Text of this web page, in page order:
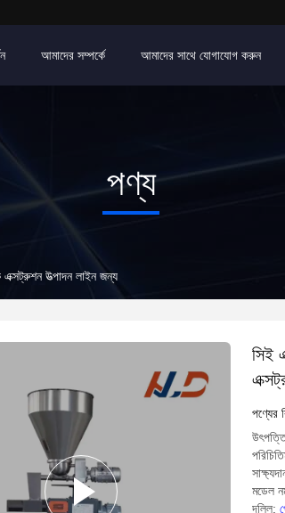
আমাদের সম্পর্কে আমাদের সাথে যোগাযোগ করুন
পণ্য
এক্সট্রুশন উত্পাদন লাইন জন্য
সিই
পণ্যের
মডেল
দলিল: